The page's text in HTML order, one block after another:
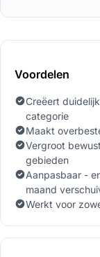
Voordelen
Creëert
categorie
Maakt
Vergroot
gebieden
Aanpasbaar -
maand
Werkt voor